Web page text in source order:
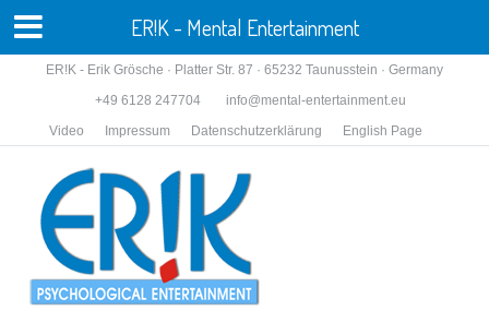
ER!K - Erik Grösche · Platter Str. 87 · 65232 Taunusstein · Germany
+49 6128 247704
info@mental-entertainment.eu
Video
Impressum Datenschutzerklärung English Page
ER!K - Mental Entertainment